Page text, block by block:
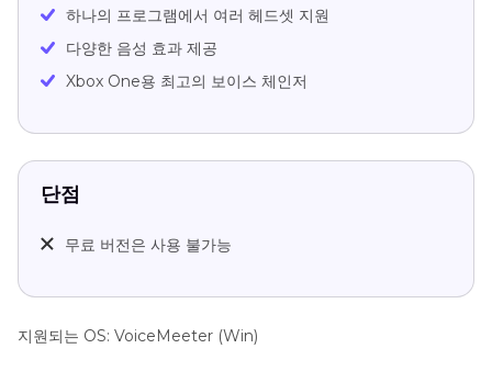
하나의 프로그램에서 여러 헤드셋 지원
다양한 음성 효과 제공
Xbox One용 최고의 보이스 체인저
단점
무료 버전은 사용 불가능
지원되는 OS: VoiceMeeter (Win)